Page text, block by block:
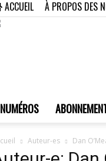
ACCUEIL À PROPOS DES
NUMÉROS
Auteur-es Dan